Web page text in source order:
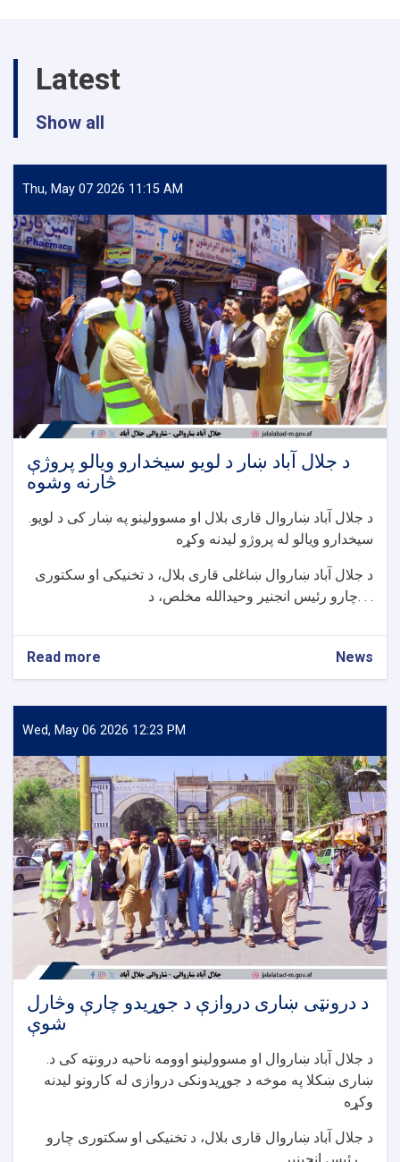
وڅارل
شوې
Latest
Show all
Thu, May 07 2026 11:15 AM
د جلال آباد ښار د لویو سیخدارو ویالو پروژې
څارنه وشوه
.د جلال آباد ښاروال قاری بلال او مسوولینو په ښار کی د لویو
سیخدارو ویالو له پروژو لیدنه وکړه
د جلال آباد ښاروال ښاغلی قاری بلال، د تخنیکی او سکتوری
چارو رئیس انجنیر وحیدالله مخلص، د. . .
Read more
د
آباد
ښار
سیخدارو
ویالو
پروژې
څارنه
وشوه
News
Wed, May 06 2026 12:23 PM
د درونټی ښاری دروازې د جوړیدو چارې وڅارل
شوې
.د جلال آباد ښاروال او مسوولینو اوومه ناحیه درونټه کی د
ښاری ښکلا په موخه د جوړیدونکی دروازی له کارونو لیدنه
وکړه
د جلال آباد ښاروال قاری بلال، د تخنیکی او سکتوری چارو